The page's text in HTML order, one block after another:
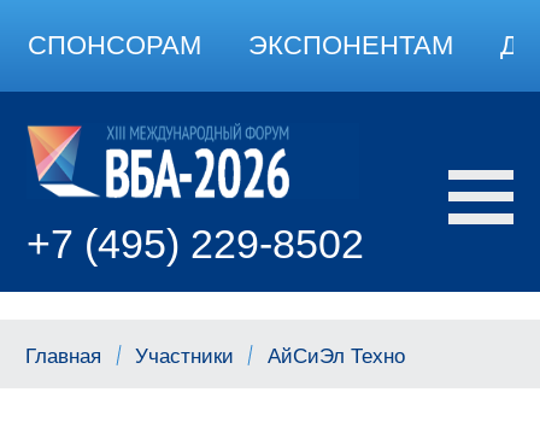
СПОНСОРАМ ЭКСПОНЕНТАМ
+7 (495) 229-8502
Главная Участники АйСиЭл Техно